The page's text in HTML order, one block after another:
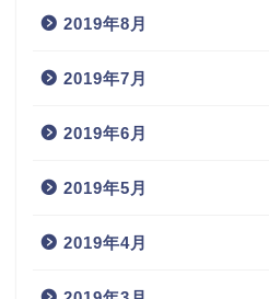
2019年8月
2019年7月
2019年6月
2019年5月
2019年4月